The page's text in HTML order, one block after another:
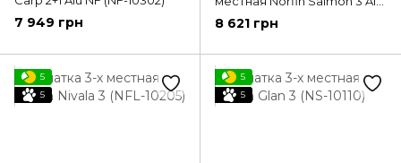
7 949 грн
NF (NF-10303)
8 621 грн
5
5
5
5